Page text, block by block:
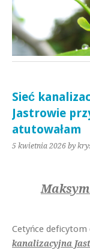
Sieć
Jastrowie
atutowałam
5 kwietnia 2026 by
Cetyńce
kanalizacyjna